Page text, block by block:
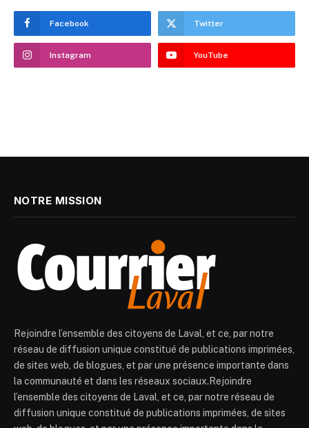
Facebook Twitter
Instagram YouTube
NOTRE MISSION
Rejoindre l’ensemble des citoyens de Laval, et ce, par notre
réseau de diffusion unique constitué de publications imprimées,
de sites web, de blogues, et par une présence importante dans
la communauté et dans les réseaux sociaux.Rejoindre
l’ensemble des citoyens de Laval, et ce, par notre réseau de
diffusion unique constitué de publications imprimées, de sites